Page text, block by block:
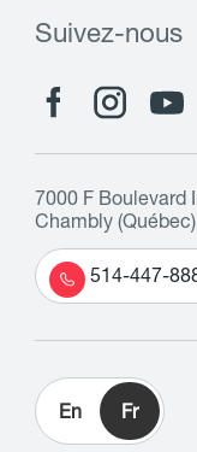
Suivez-nous
7000 F Boulevard
Chambly
514-447-
En Fr